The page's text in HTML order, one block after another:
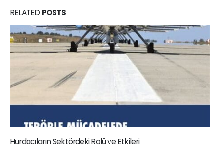
RELATED POSTS
Hurdacıların Sektördeki Rolü ve Etkileri